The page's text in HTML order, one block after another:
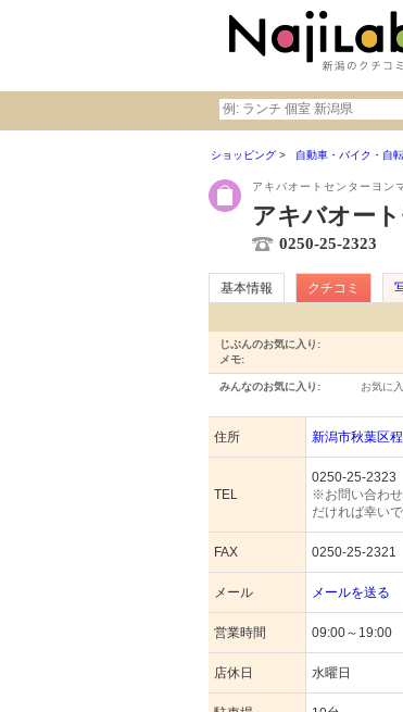
ショッピング 自動車・バイク・自
アキバオートセンターヨン
アキバオー
0250-25-2323
基本情報 クチコミ
じぶんのお気に入り:
メモ:
みんなのお気に入り: お気に
住所 新潟市秋葉区
TEL
0250-25-2323
※お問い合わ
だければ幸いで
FAX 0250-25-2321
メール メールを送る
営業時間 09:00～19:00
店休日 水曜日